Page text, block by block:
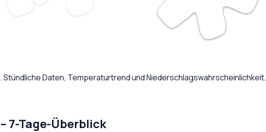
. Stündliche Daten, Temperaturtrend und Niederschlagswahrscheinlichkeit.
– 7-Tage-Überblick